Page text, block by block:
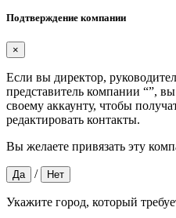
Подтверждение компании
×
Если вы директор,
представитель компании “”,
своему аккаунту, чтобы
редактировать контакты.
Вы желаете привязать эту
Да / Нет
Укажите город, который